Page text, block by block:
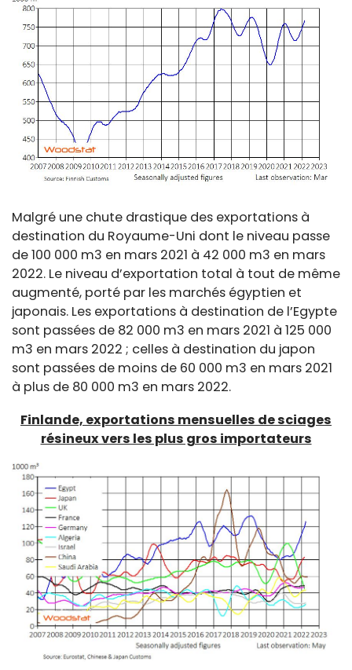
Malgré une chute drastique des exportations à
destination du Royaume-Uni dont le niveau passe
de 100 000 m3 en mars 2021 à 42 000 m3 en mars
2022. Le niveau d’exportation total à tout de même
augmenté, porté par les marchés égyptien et
japonais. Les exportations à destination de l’Egypte
sont passées de 82 000 m3 en mars 2021 à 125 000
m3 en mars 2022 ; celles à destination du japon
sont passées de moins de 60 000 m3 en mars 2021
à plus de 80 000 m3 en mars 2022.
Finlande, exportations mensuelles de sciages
résineux vers les plus gros importateurs